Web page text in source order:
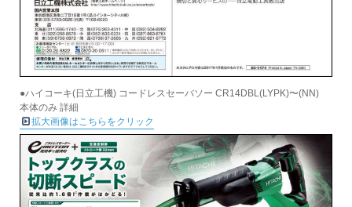
●ハイコーキ(日立工機) コードレスセーバソー CR14DBL(LYPK)〜(NN)
本体のみ 詳細
拡大画像はこちらをクリック